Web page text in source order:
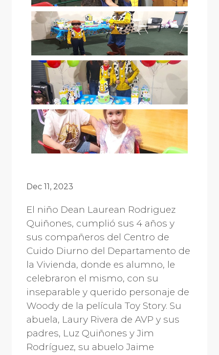
Dec 11, 2023
El niño Dean Laurean Rodriguez
Quiñones, cumplió sus 4 años y
sus compañeros del Centro de
Cuido Diurno del Departamento de
la Vivienda, donde es alumno, le
celebraron el mismo, con su
inseparable y querido personaje de
Woody de la película Toy Story. Su
abuela, Laury Rivera de AVP y sus
padres, Luz Quiñones y Jim
Rodríguez, su abuelo Jaime